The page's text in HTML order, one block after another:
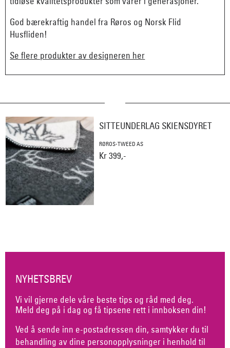
God bærekraftig handel fra Røros og Norsk Flid
Husfliden!
Se flere produkter av designeren her
SITTEUNDERLAG SKIENSDYRET
RØROS-TWEED AS
Kr 399,-
NYHETSBREV
Vi vil gjerne dele våre beste tips og råd med deg.
Meld deg på i dag og få tipsene rett i innboksen din!
Ved å sende inn e-postadressen din, samtykker du til
behandling av dine personopplysninger i henhold til